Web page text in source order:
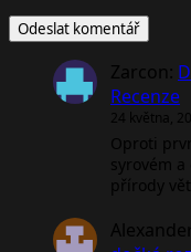
Zarcon:
Recenze
24 května,
Oproti
syrovém
přírody